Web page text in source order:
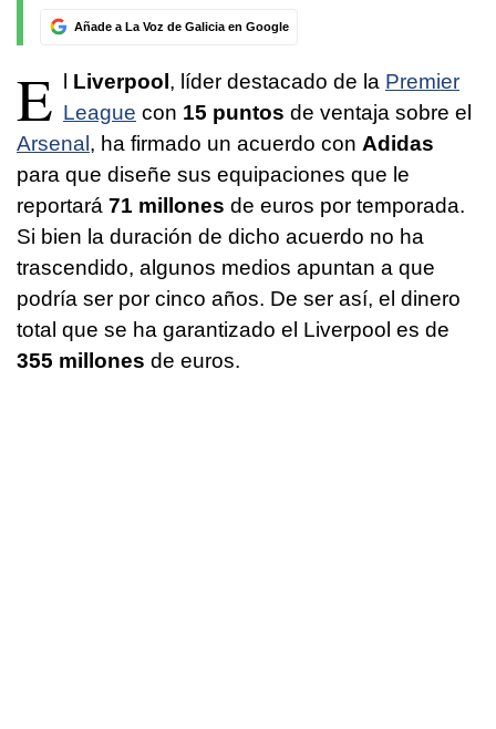
Añade a La Voz de Galicia en Google
E l Liverpool, líder destacado de la Premier
League con 15 puntos de ventaja sobre el
Arsenal, ha firmado un acuerdo con Adidas
para que diseñe sus equipaciones que le
reportará 71 millones de euros por temporada.
Si bien la duración de dicho acuerdo no ha
trascendido, algunos medios apuntan a que
podría ser por cinco años. De ser así, el dinero
total que se ha garantizado el Liverpool es de
355 millones de euros.